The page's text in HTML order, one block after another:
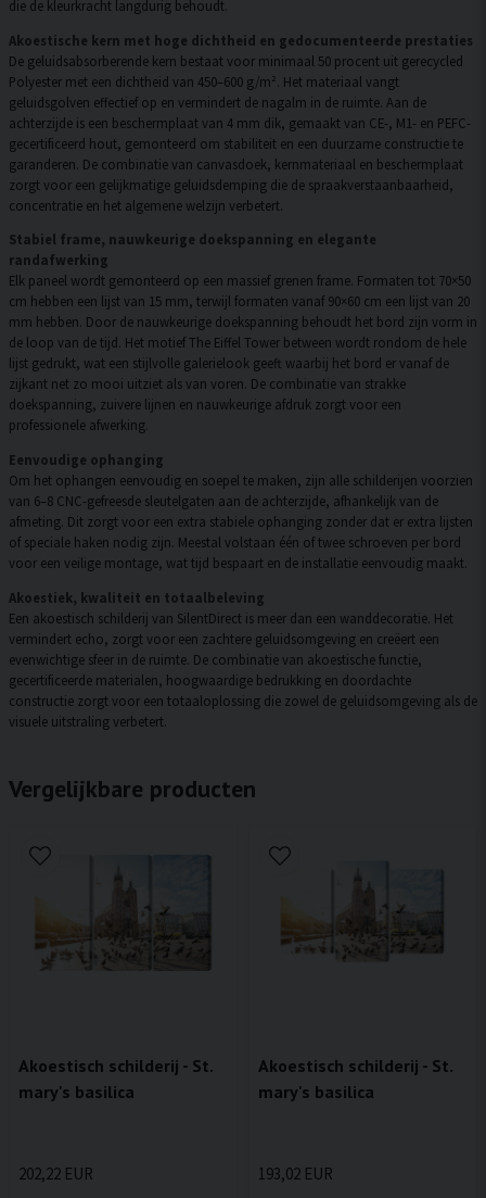
die de kleurkracht langdurig behoudt.
Akoestische kern met hoge dichtheid en gedocumenteerde prestaties
De geluidsabsorberende kern bestaat voor minimaal 50 procent uit gerecycled
Polyester met een dichtheid van 450–600 g/m². Het materiaal vangt
geluidsgolven effectief op en vermindert de nagalm in de ruimte. Aan de
achterzijde is een beschermplaat van 4 mm dik, gemaakt van CE-, M1- en PEFC-
gecertificeerd hout, gemonteerd om stabiliteit en een duurzame constructie te
garanderen. De combinatie van canvasdoek, kernmateriaal en beschermplaat
zorgt voor een gelijkmatige geluidsdemping die de spraakverstaanbaarheid,
concentratie en het algemene welzijn verbetert.
Stabiel frame, nauwkeurige doekspanning en elegante
randafwerking
Elk paneel wordt gemonteerd op een massief grenen frame. Formaten tot 70×50
cm hebben een lijst van 15 mm, terwijl formaten vanaf 90×60 cm een lijst van 20
mm hebben. Door de nauwkeurige doekspanning behoudt het bord zijn vorm in
de loop van de tijd. Het motief The Eiffel Tower between wordt rondom de hele
lijst gedrukt, wat een stijlvolle galerielook geeft waarbij het bord er vanaf de
zijkant net zo mooi uitziet als van voren. De combinatie van strakke
doekspanning, zuivere lijnen en nauwkeurige afdruk zorgt voor een
professionele afwerking.
Eenvoudige ophanging
Om het ophangen eenvoudig en soepel te maken, zijn alle schilderijen voorzien
van 6–8 CNC-gefreesde sleutelgaten aan de achterzijde, afhankelijk van de
afmeting. Dit zorgt voor een extra stabiele ophanging zonder dat er extra lijsten
of speciale haken nodig zijn. Meestal volstaan één of twee schroeven per bord
voor een veilige montage, wat tijd bespaart en de installatie eenvoudig maakt.
Akoestiek, kwaliteit en totaalbeleving
Een akoestisch schilderij van SilentDirect is meer dan een wanddecoratie. Het
vermindert echo, zorgt voor een zachtere geluidsomgeving en creëert een
evenwichtige sfeer in de ruimte. De combinatie van akoestische functie,
gecertificeerde materialen, hoogwaardige bedrukking en doordachte
constructie zorgt voor een totaaloplossing die zowel de geluidsomgeving als de
visuele uitstraling verbetert.
Vergelijkbare producten
Akoestisch schilderij - St.
mary's basilica
202,22 EUR
Akoestisch schilderij - St.
mary's basilica
193,02 EUR